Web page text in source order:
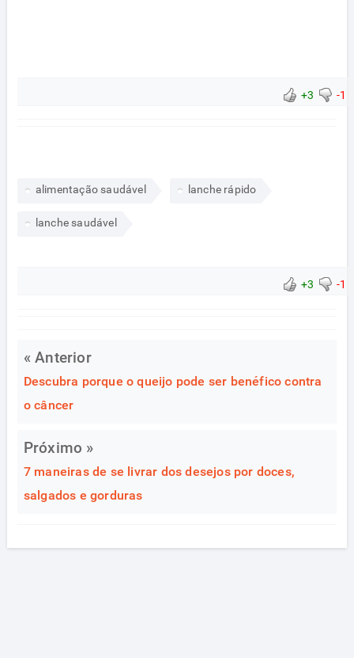
+3 -1
alimentação saudável lanche rápido
lanche saudável
+3 -1
« Anterior
Descubra porque o queijo pode ser benéfico contra
o câncer
Próximo »
7 maneiras de se livrar dos desejos por doces,
salgados e gorduras